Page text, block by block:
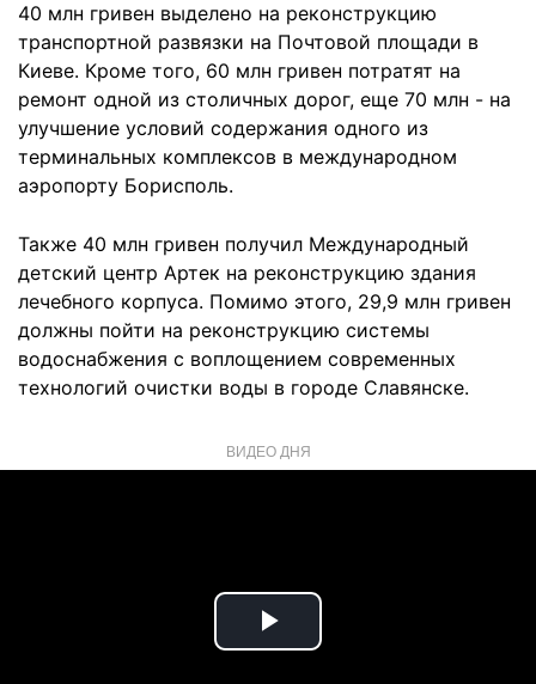
40 млн гривен выделено на реконструкцию
транспортной развязки на Почтовой площади в
Киеве. Кроме того, 60 млн гривен потратят на
ремонт одной из столичных дорог, еще 70 млн - на
улучшение условий содержания одного из
терминальных комплексов в международном
аэропорту Борисполь.
Также 40 млн гривен получил Международный
детский центр Артек на реконструкцию здания
лечебного корпуса. Помимо этого, 29,9 млн гривен
должны пойти на реконструкцию системы
водоснабжения с воплощением современных
технологий очистки воды в городе Славянске.
ВИДЕО ДНЯ
Play